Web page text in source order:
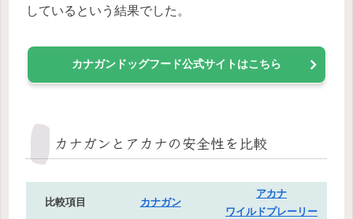
しているという結果でした。
カナガンドッグフード公式サイトはこちら
カナガンとアカナの安全性を比較
比較項目 カナガン
アカナ
ワイルドプレーリー